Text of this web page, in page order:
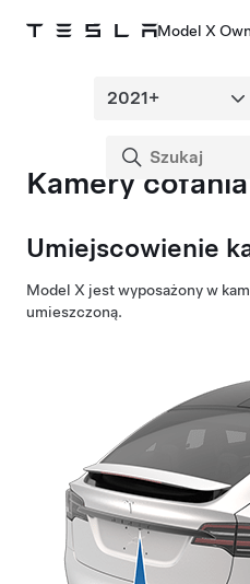
Model X
Kamery cofania
Umiejscowienie
Model X jest wyposażony w
umieszczoną.